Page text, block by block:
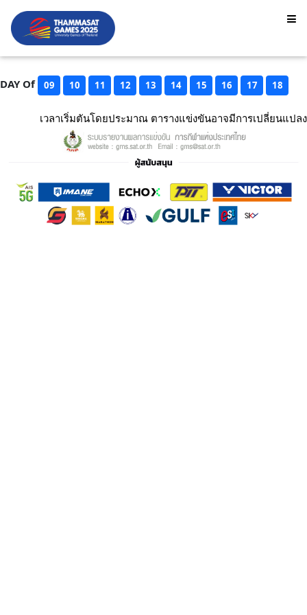
DAY Of 09 10 11 12 13 14 15 16 17 18
เวลาเริ่มตันโดยประมาณ ตารางแข่งขันอาจมีการเปลี่ยนแปลง